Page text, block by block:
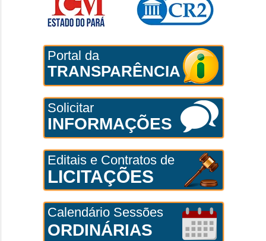
Portal da
TRANSPARÊNCIA
Solicitar
INFORMAÇÕES
Editais e Contratos de
LICITAÇÕES
Calendário Sessões
ORDINÁRIAS